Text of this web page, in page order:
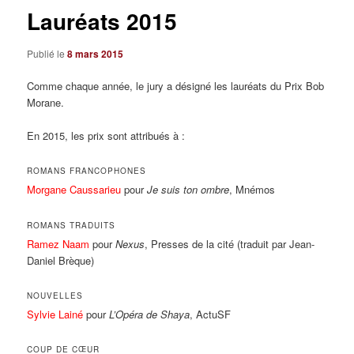
Lauréats 2015
Publié le8 mars 2015
Comme chaque année, le jury a désigné les lauréats du Prix Bob
Morane.
En 2015, les prix sont attribués à :
ROMANS FRANCOPHONES
Morgane Caussarieu pourJe suis ton ombre, Mnémos
ROMANS TRADUITS
Ramez Naam pourNexus, Presses de la cité (traduit par Jean-
Daniel Brèque)
NOUVELLES
Sylvie Lainé pourL’Opéra de Shaya, ActuSF
COUP DE CŒUR